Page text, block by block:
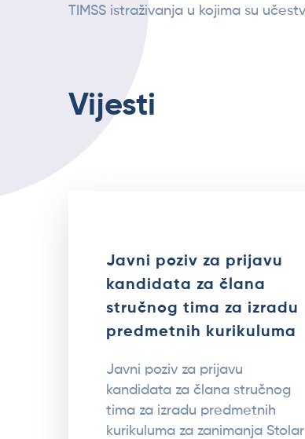
TIMSS istraživanja u kojima su
Vijesti
Javni poziv za prijavu
kandidata za člana
stručnog tima za izradu
predmetnih kurikuluma
Javni poziv za prijavu
kandidata za člana stručnog
tima za izradu predmetnih
kurikuluma za zanimanja Stolar